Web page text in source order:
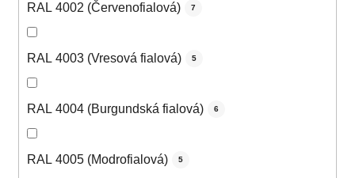
RAL 4002 (Červenofialová) 7
RAL 4003 (Vresová fialová) 5
RAL 4004 (Burgundská fialová) 6
RAL 4005 (Modrofialová) 5